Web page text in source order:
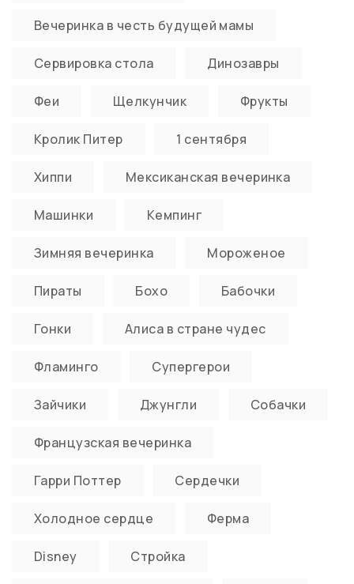
Вечеринка в честь будущей мамы
Сервировка стола Динозавры
Феи Щелкунчик Фрукты
Кролик Питер 1 сентября
Хиппи Мексиканская вечеринка
Машинки Кемпинг
Зимняя вечеринка Мороженое
Пираты Бохо Бабочки
Гонки Алиса в стране чудес
Фламинго Супергерои
Зайчики Джунгли Собачки
Французская вечеринка
Гарри Поттер Сердечки
Холодное сердце Ферма
Disney Стройка